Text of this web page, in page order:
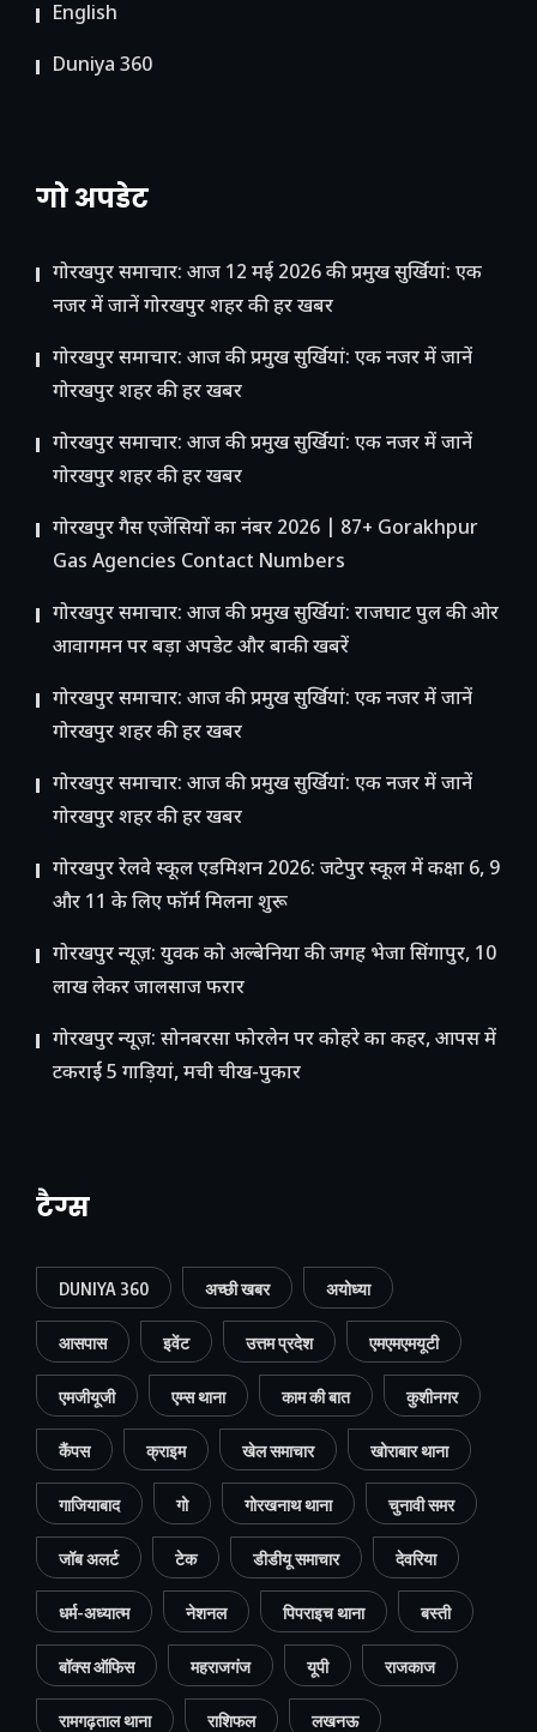
English
Duniya 360
गो अपडेट
गोरखपुर समाचार: आज 12 मई 2026 की प्रमुख सुर्खियां: एक
नजर में जानें गोरखपुर शहर की हर खबर
गोरखपुर समाचार: आज की प्रमुख सुर्खियां: एक नजर में जानें
गोरखपुर शहर की हर खबर
गोरखपुर समाचार: आज की प्रमुख सुर्खियां: एक नजर में जानें
गोरखपुर शहर की हर खबर
गोरखपुर गैस एजेंसियों का नंबर 2026 | 87+ Gorakhpur
Gas Agencies Contact Numbers
गोरखपुर समाचार: आज की प्रमुख सुर्खियां: राजघाट पुल की ओर
आवागमन पर बड़ा अपडेट और बाकी खबरें
गोरखपुर समाचार: आज की प्रमुख सुर्खियां: एक नजर में जानें
गोरखपुर शहर की हर खबर
गोरखपुर समाचार: आज की प्रमुख सुर्खियां: एक नजर में जानें
गोरखपुर शहर की हर खबर
गोरखपुर रेलवे स्कूल एडमिशन 2026: जटेपुर स्कूल में कक्षा 6, 9
और 11 के लिए फॉर्म मिलना शुरू
गोरखपुर न्यूज़: युवक को अल्बेनिया की जगह भेजा सिंगापुर, 10
लाख लेकर जालसाज फरार
गोरखपुर न्यूज़: सोनबरसा फोरलेन पर कोहरे का कहर, आपस में
टकराईं 5 गाड़ियां, मची चीख-पुकार
टैग्स
DUNIYA 360 अच्छी खबर अयोध्या
आसपास इवेंट उत्तम प्रदेश एमएमएमयूटी
एमजीयूजी एम्स थाना काम की बात कुशीनगर
कैंपस क्राइम खेल समाचार खोराबार थाना
गाजियाबाद गो गोरखनाथ थाना चुनावी समर
जॉब अलर्ट टेक डीडीयू समाचार देवरिया
धर्म-अध्यात्म नेशनल पिपराइच थाना बस्ती
बॉक्स ऑफिस महराजगंज यूपी राजकाज
रामगढ़ताल थाना राशिफल लखनऊ